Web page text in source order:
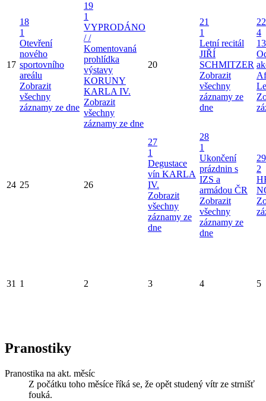
17
18
1
Otevření
nového
sportovního
areálu
Zobrazit
všechny
záznamy ze dne
19
1
VYPRODÁNO
/ /
Komentovaná
prohlídka
výstavy
KORUNY
KARLA IV.
Zobrazit
všechny
záznamy ze dne
20
21
1
Letní recitál
JIŘÍ
SCHMITZER
Zobrazit
všechny
záznamy ze
dne
22
4
24 25 26
27
1
Degustace
vín KARLA
IV.
Zobrazit
všechny
záznamy ze
dne
28
1
Ukončení
prázdnin s
IZS a
armádou ČR
Zobrazit
všechny
záznamy ze
dne
29
2
31 1 2 3 4 5
Pranostiky
Pranostika na akt. měsíc
Z počátku toho měsíce říká se, že opět studený vítr ze strnišť
fouká.